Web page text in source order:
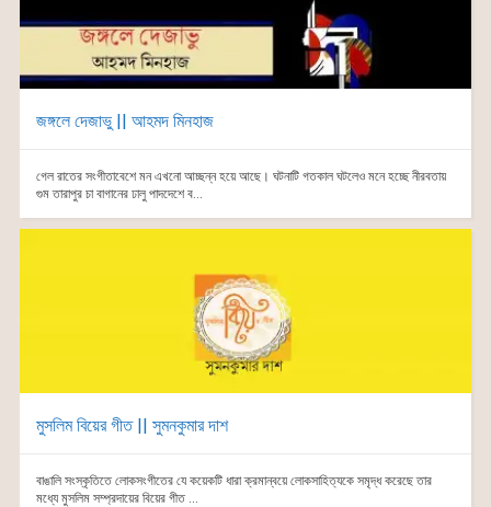
জঙ্গলে দেজাভু || আহমদ মিনহাজ
গেল রাতের সংগীতাবেশে মন এখনো আচ্ছন্ন হয়ে আছে। ঘটনাটি গতকাল ঘটলেও মনে হচ্ছে নীরবতায়
গুম তারাপুর চা বাগানের ঢালু পাদদেশে ব...
মুসলিম বিয়ের গীত || সুমনকুমার দাশ
বাঙালি সংস্কৃতিতে লোকসংগীতের যে কয়েকটি ধারা ক্রমান্বয়ে লোকসাহিত্যকে সমৃদ্ধ করেছে তার
মধ্যে মুসলিম সম্প্রদায়ের বিয়ের গীত ...